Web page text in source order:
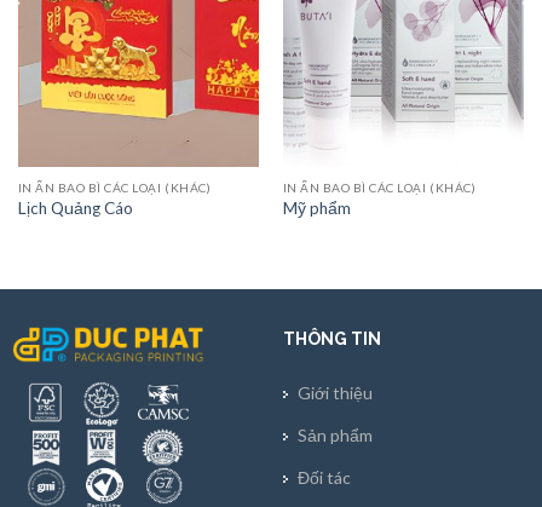
IN ẤN BAO BÌ CÁC LOẠI (KHÁC)
Lịch Quảng Cáo
IN ẤN BAO BÌ CÁC LOẠI (KHÁC)
Mỹ phẩm
THÔNG TIN
Giới thiệu
Sản phẩm
Đối tác